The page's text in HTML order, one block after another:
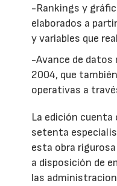
-Rankings y
elaborados a
y variables que
-Avance de datos
2004, que
operativas a
La edición
setenta
esta obra
a disposición de
las